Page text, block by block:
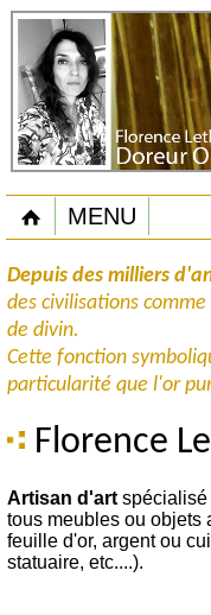
MENU
Depuis des milliers
des civilisations
de divin.
Cette fonction
particularité que l'or
Florence
Artisan d'art spécialisé
tous meubles ou objets
feuille d'or, argent ou
statuaire, etc....).